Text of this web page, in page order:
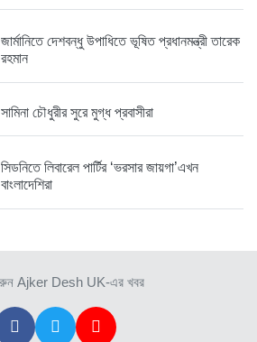
৫ দিন আগে
অনেক পরিবার এখনো তাঁদের স্বজন...
৫ দিন আগে
ব্রিকলেইন জামে মসজিদ প্রতিষ্ঠার ৫০...
৫ দিন আগে
হবিগঞ্জ ছাত্রদল সভাপতিসহ ১১ জনের...
১ সপ্তাহ আগে
রাজনৈতিক লড়াইয়ে জিততে হলে সাংস্কৃতিক...
জার্মানিতে দেশবন্ধু উপাধিতে ভূষিত প্রধানমন্ত্রী তারেক
রহমান
সামিনা চৌধুরীর সুরে মুগ্ধ প্রবাসীরা
সিডনিতে লিবারেল পার্টির ‘ভরসার জায়গা’এখন
বাংলাদেশিরা
Ajker Desh UK-এর খবর